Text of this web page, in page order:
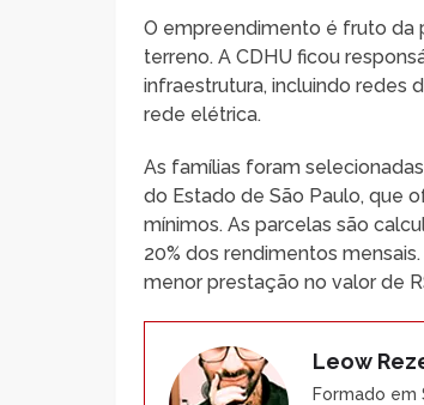
O empreendimento é fruto da
terreno. A CDHU ficou
infraestrutura, incluindo redes
rede elétrica.
As famílias foram
do Estado de São Paulo, que
mínimos. As parcelas são
20% dos rendimentos
menor prestação no valor de
Leow
Formado em